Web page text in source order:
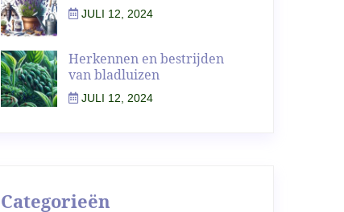
JULI 12, 2024
Herkennen en bestrijden
van bladluizen
JULI 12, 2024
Categorieën